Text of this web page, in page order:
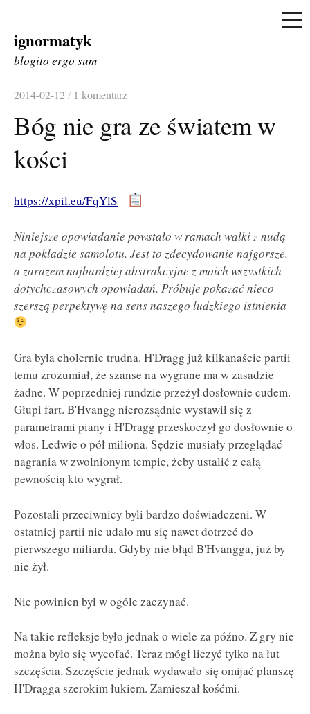
Skip
to
ignormatyk
blogito ergo sum
2014-02-12/ 1 komentarz
Bóg nie gra ze światem w
kości
https://xpil.eu/FqYlS
Niniejsze opowiadanie powstało w ramach walki z nudą
na pokładzie samolotu. Jest to zdecydowanie najgorsze,
a zarazem najbardziej abstrakcyjne z moich wszystkich
dotychczasowych opowiadań. Próbuje pokazać nieco
szerszą perpektywę na sens naszego ludzkiego istnienia
Gra była cholernie trudna. H'Dragg już kilkanaście partii
temu zrozumiał, że szanse na wygrane ma w zasadzie
żadne. W poprzedniej rundzie przeżył dosłownie cudem.
Głupi fart. B'Hvangg nierozsądnie wystawił się z
parametrami piany i H'Dragg przeskoczył go dosłownie o
włos. Ledwie o pół miliona. Sędzie musiały przeglądać
nagrania w zwolnionym tempie, żeby ustalić z całą
pewnością kto wygrał.
Pozostali przeciwnicy byli bardzo doświadczeni. W
ostatniej partii nie udało mu się nawet dotrzeć do
pierwszego miliarda. Gdyby nie błąd B'Hvangga, już by
nie żył.
Nie powinien był w ogóle zaczynać.
Na takie refleksje było jednak o wiele za późno. Z gry nie
można było się wycofać. Teraz mógł liczyć tylko na łut
szczęścia. Szczęście jednak wydawało się omijać planszę
H'Dragga szerokim łukiem. Zamieszał kośćmi.